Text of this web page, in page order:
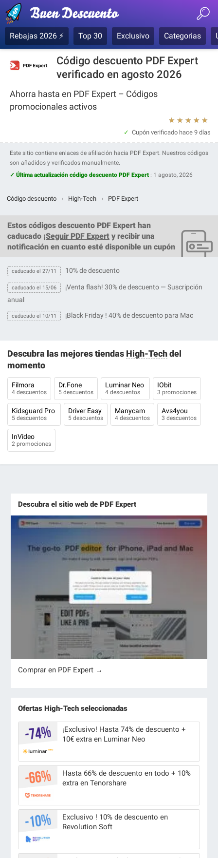
Rebajas 2026 ⚡ Top 30 Exclusivo Categorias
Código descuento PDF Expert
verificado en agosto 2026
Ahorra hasta en PDF Expert – Códigos
promocionales activos
★
★
★
★
★
Cupón verificado hace 9 días
Este sitio contiene enlaces de afiliación hacia PDF Expert. Nuestros códigos
son añadidos y verificados manualmente.
✓ Última actualización código descuento PDF Expert : 1 agosto, 2026
Código descuento › High-Tech › PDF Expert
Estos códigos descuento PDF Expert han
caducado ¡Seguir PDF Expert y recibir una
notificación en cuanto esté disponible un cupón
caducado el 27/11 10% de descuento
caducado el 15/06
¡Venta flash! 30% de descuento — Suscripción
anual
caducado el 10/11 ¡Black Friday ! 40% de descuento para Mac
Descubra las mejores tiendas High-Techdel
momento
Filmora
4 descuentos
Dr.Fone
5 descuentos
Luminar Neo
4 descuentos
IObit
3 promociones
Kidsguard Pro
5 descuentos
Driver Easy
5 descuentos
Manycam
4 descuentos
Avs4you
3 descuentos
InVideo
2 promociones
Descubra el sitio web de PDF Expert
Comprar en PDF Expert →
Ofertas High-Tech seleccionadas
¡Exclusivo! Hasta 74% de descuento +
10€ extra en Luminar Neo
Hasta 66% de descuento en todo + 10%
extra en Tenorshare
Exclusivo ! 10% de descuento en
Revolution Soft